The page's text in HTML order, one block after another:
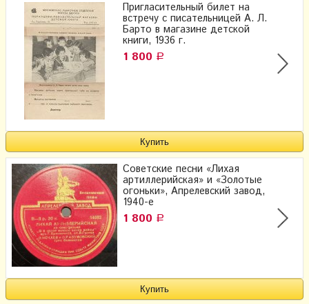
Пригласительный билет на
встречу с писательницей А. Л.
Барто в магазине детской
книги, 1936 г.
1 800 Р
Советские песни «Лихая
артиллерийская» и «Золотые
огоньки», Апрелевский завод,
1940-е
1 800 Р